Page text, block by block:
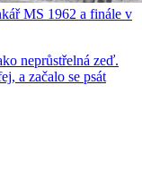
MS 1962 a finále v
neprůstřelná zeď.
a začalo se psát